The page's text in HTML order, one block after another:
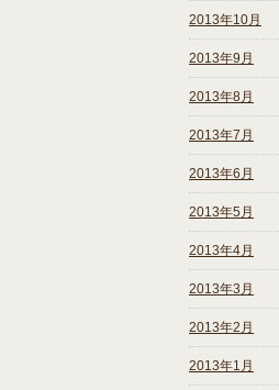
2013年10月
2013年9月
2013年8月
2013年7月
2013年6月
2013年5月
2013年4月
2013年3月
2013年2月
2013年1月